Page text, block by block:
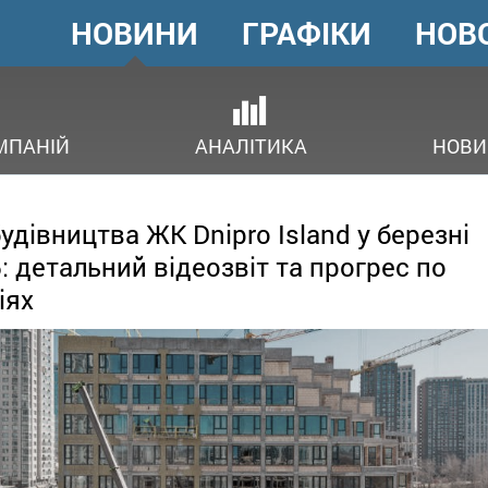
ГОЛОВНЕ
МЕНЮ
НОВИНИ
АНАЛІТИКА
ГРАФІКИ
ЖК Dnipro Island у березні
детальний відеозвіт та прогрес по